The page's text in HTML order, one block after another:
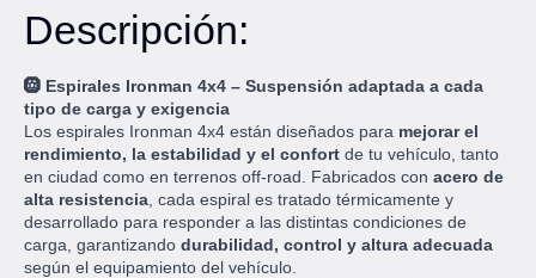
Descripción:
🛞 Espirales Ironman 4x4 – Suspensión adaptada a cada
tipo de carga y exigencia
Los espirales Ironman 4x4 están diseñados para mejorar el
rendimiento, la estabilidad y el confort de tu vehículo, tanto
en ciudad como en terrenos off-road. Fabricados con acero de
alta resistencia , cada espiral es tratado térmicamente y
desarrollado para responder a las distintas condiciones de
carga, garantizando durabilidad, control y altura adecuada
según el equipamiento del vehículo.